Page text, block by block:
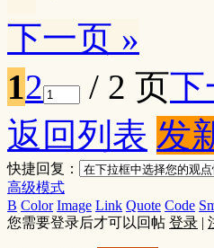
下一页 »
12 / 2 页下
返回列表 发
快捷回复：
高级模式
B Color Image Link Quote Code
您需要登录后才可以回帖 登录 |